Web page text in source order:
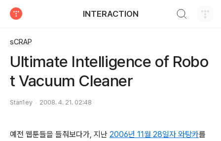
INTERACTION
sCRAP
Ultimate Intelligence of Robo
t Vacuum Cleaner
Stan1ey 2008. 4. 21. 02:48
예전 웹툰들을 들춰보다가, 지난 2006년 11월 28일자 와탕카를